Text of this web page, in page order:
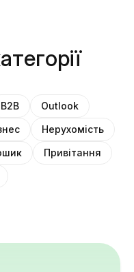
B2B
Outlook
Нерухомість
Привітання